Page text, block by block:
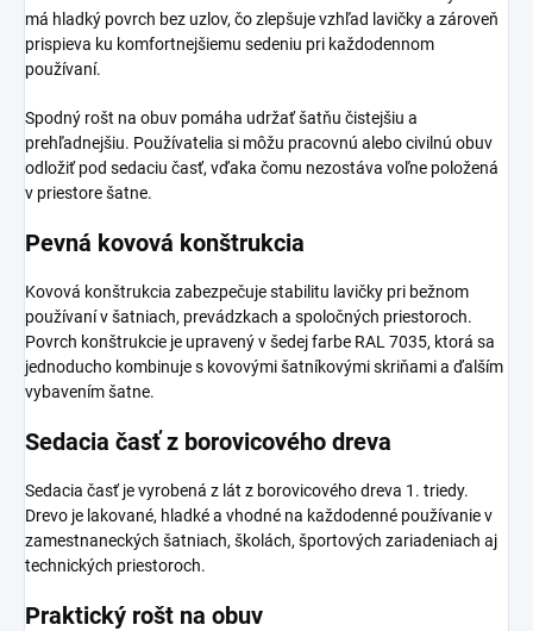
má hladký povrch bez uzlov, čo zlepšuje vzhľad lavičky a zároveň
prispieva ku komfortnejšiemu sedeniu pri každodennom
používaní.
Spodný rošt na obuv pomáha udržať šatňu čistejšiu a
prehľadnejšiu. Používatelia si môžu pracovnú alebo civilnú obuv
odložiť pod sedaciu časť, vďaka čomu nezostáva voľne položená
v priestore šatne.
Pevná kovová konštrukcia
Kovová konštrukcia zabezpečuje stabilitu lavičky pri bežnom
používaní v šatniach, prevádzkach a spoločných priestoroch.
Povrch konštrukcie je upravený v šedej farbe RAL 7035, ktorá sa
jednoducho kombinuje s kovovými šatníkovými skriňami a ďalším
vybavením šatne.
Sedacia časť z borovicového dreva
Sedacia časť je vyrobená z lát z borovicového dreva 1. triedy.
Drevo je lakované, hladké a vhodné na každodenné používanie v
zamestnaneckých šatniach, školách, športových zariadeniach aj
technických priestoroch.
Praktický rošt na obuv